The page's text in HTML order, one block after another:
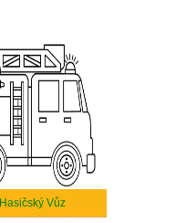
Hasičský Vůz